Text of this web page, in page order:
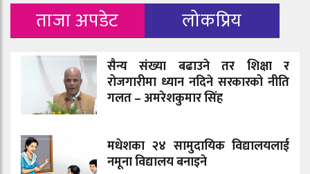
ताजा अपडेट लोकप्रिय
सैन्य संख्या बढाउने तर शिक्षा र
रोजगारीमा ध्यान नदिने सरकारको नीति
गलत – अमरेशकुमार सिंह
मधेशका २४ सामुदायिक विद्यालयलाई
नमूना विद्यालय बनाइने